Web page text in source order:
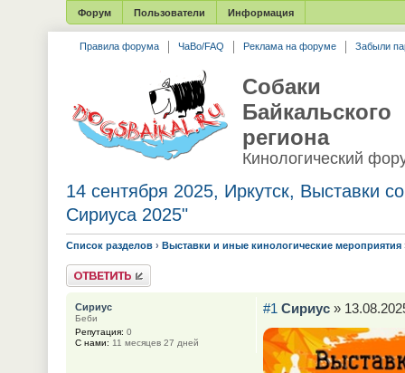
Форум Пользователи Информация
Правила форума ЧаВо/FAQ Реклама на форуме Забыли
Собаки
Байкальского
региона
Кинологический
14 сентября 2025, Иркутск, Выставки
Сириуса 2025"
Список разделов › Выставки и иные кинологические мероприятия
Ответить
#1 Сириус»
Сириус
Беби
Репутация: 0
С нами: 11 месяцев 27 дней